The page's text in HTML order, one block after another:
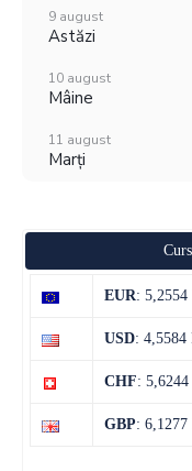
9 august
Astăzi
10 august
Mâine
11 august
Marți
Vineri
15 august
EUR: 5,2554
USD: 4,5584
CHF:
GBP: 6,1277